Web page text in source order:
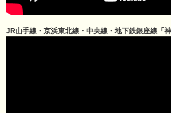
JR山手線・京浜東北線・中央線・地下鉄銀座線「